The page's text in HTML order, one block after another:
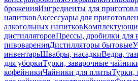
броженияИнгредиенты для
напитковАксессуары для
алкогольных напитков
дистилляторовПрессы, дробилки для
пивоваренияДистилляторы бытовые
инвентарьШвабры, насадкиВедра,
для уборкиТурки, заварочные
кофейникиЧайники для плитыТурки,